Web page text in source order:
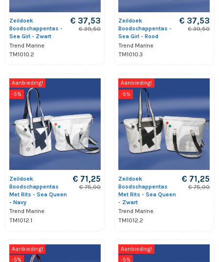
Zeildoek
Boodschappentas -
Sea Girl - Zwart
Trend Marine
TM1010.2
€ 37,53
€ 39,50
Zeildoek
Boodschappentas -
Sea Girl - Rood
Trend Marine
TM1010.3
€ 37,53
€ 39,50
Aanbieding!
-5%
Zeildoek
Boodschappentas
Met Rits - Sea Queen
- Navy
Trend Marine
TM1012.1
€ 71,25
€ 75,00
Aanbieding!
-5%
Zeildoek
Boodschappentas
Met Rits - Sea Queen
- Zwart
Trend Marine
TM1012.2
€ 71,25
€ 75,00
Aanbieding!
-5%
Aanbieding!
-5%